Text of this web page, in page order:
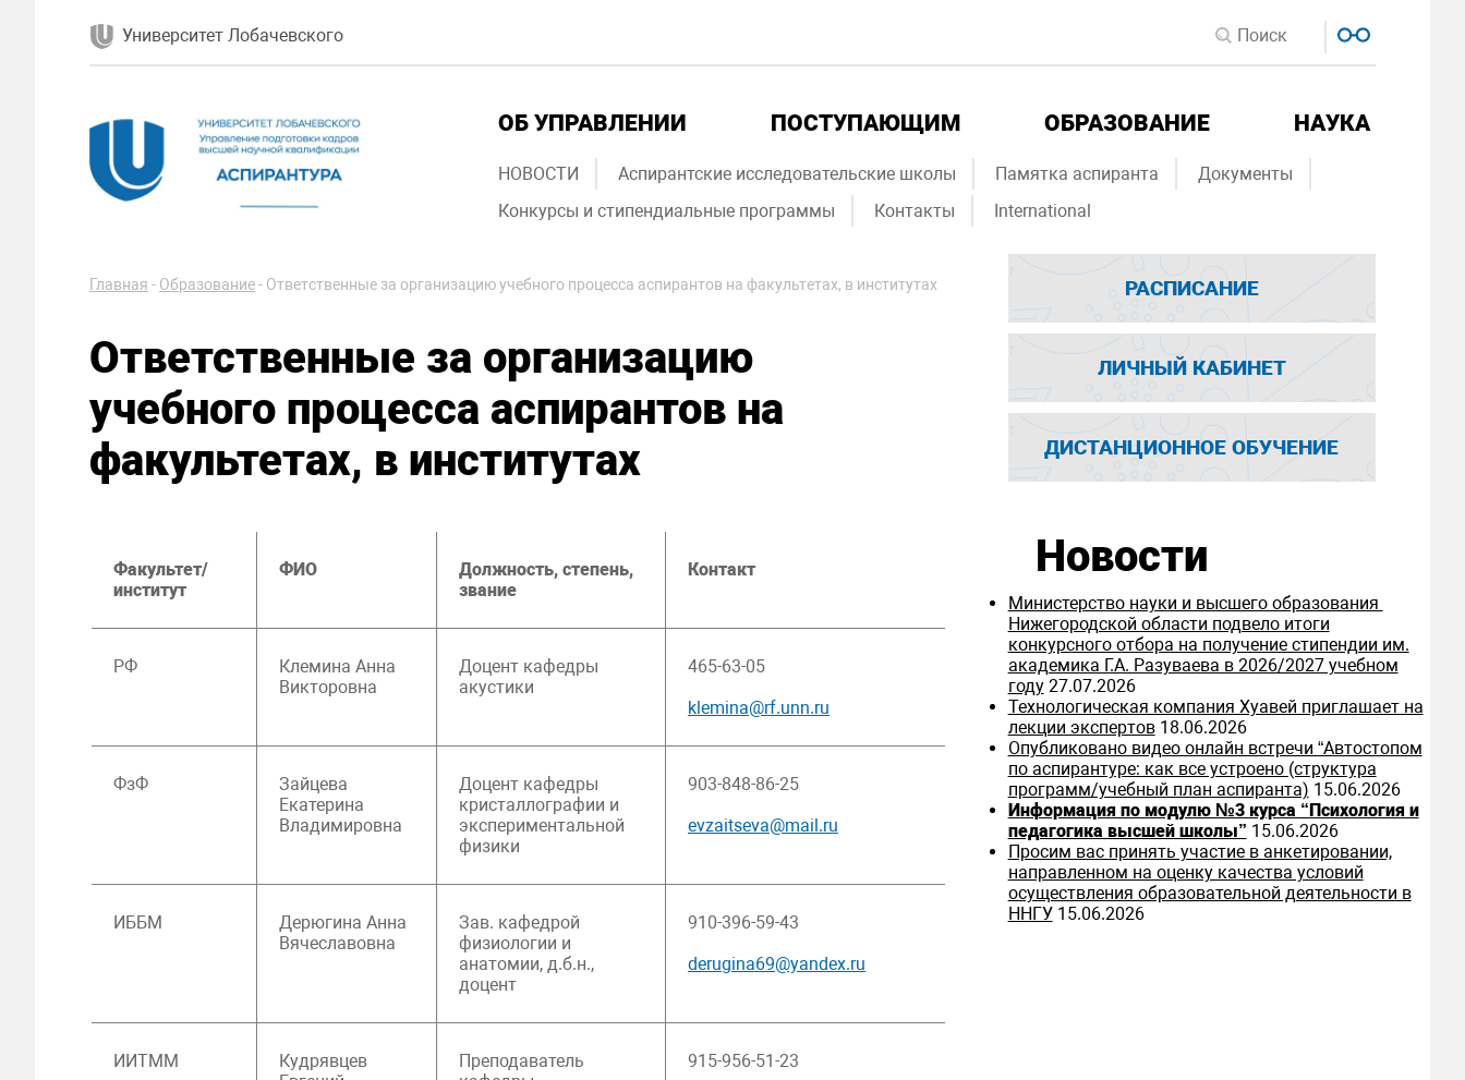
Университет Лобачевского
ОБ УПРАВЛЕНИИ ПОСТУПАЮЩИМ ОБРАЗОВАНИЕ НАУКА
НОВОСТИ Аспирантские исследовательские школы Памятка аспиранта
Документы
Конкурсы и стипендиальные программы
Контакты International
Главная - Образование- Ответственные за организацию учебного процесса аспирантов на факультетах, в институтах
Ответственные за организацию
учебного процесса аспирантов на
факультетах, в институтах
Факультет/
институт
ФИО
Должность, степень,
звание
Контакт
РФ
Клемина Анна
Викторовна
Доцент кафедры
акустики
465-63-05
klemina@rf.unn.ru
ФзФ
Зайцева
Екатерина
Владимировна
Доцент кафедры
кристаллографии и
экспериментальной
физики
903-848-86-25
evzaitseva@mail.ru
ИББМ
Дерюгина Анна
Вячеславовна
Зав. кафедрой
физиологии и
анатомии, д.б.н.,
доцент
910-396-59-43
derugina69@yandex.ru
ИИТММ
Кудрявцев
Преподаватель
915-956-51-23
РАСПИСАНИЕ
ЛИЧНЫЙ КАБИНЕТ
ДИСТАНЦИОННОЕ ОБУЧЕНИЕ
Новости
Министерство науки и высшего образования
Нижегородской области подвело итоги
конкурсного отбора на получение стипендии им.
академика Г.А. Разуваева в 2026/2027 учебном
году 27.07.2026
Технологическая компания Хуавей приглашает на
лекции экспертов 18.06.2026
Опубликовано видео онлайн встречи “Автостопом
по аспирантуре: как все устроено (структура
программ/учебный план аспиранта) 15.06.2026
Информация по модулю №3 курса “Психология и
педагогика высшей школы” 15.06.2026
Просим вас принять участие в анкетировании,
направленном на оценку качества условий
осуществления образовательной деятельности в
ННГУ 15.06.2026